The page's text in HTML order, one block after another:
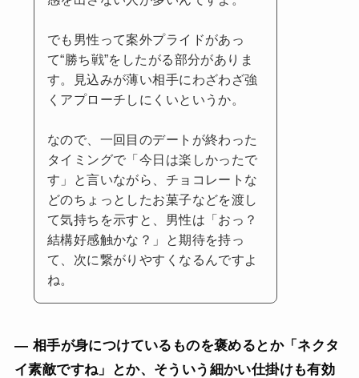
でも男性って案外プライドがあっ
て“勝ち戦”をしたがる部分がありま
す。見込みが薄い相手にわざわざ強
くアプローチしにくいというか。
なので、一回目のデートが終わった
タイミングで「今日は楽しかったで
す」と言いながら、チョコレートな
どのちょっとしたお菓子などを渡し
て気持ちを示すと、男性は「おっ？
結構好感触かな？」と期待を持っ
て、次に繋がりやすくなるんですよ
ね。
— 相手が身につけているものを褒めるとか「ネクタ
イ素敵ですね」とか、そういう細かい仕掛けも有効